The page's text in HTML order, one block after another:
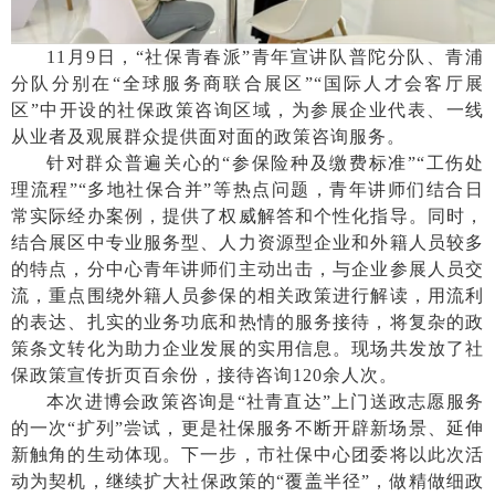
11月9日，“社保青春派”青年宣讲队普陀分队、青浦
分队分别在“全球服务商联合展区”“国际人才会客厅展
区”中开设的社保政策咨询区域，为参展企业代表、一线
从业者及观展群众提供面对面的政策咨询服务。
针对群众普遍关心的“参保险种及缴费标准”“工伤处
理流程”“多地社保合并”等热点问题，青年讲师们结合日
常实际经办案例，提供了权威解答和个性化指导。同时，
结合展区中专业服务型、人力资源型企业和外籍人员较多
的特点，分中心青年讲师们主动出击，与企业参展人员交
流，重点围绕外籍人员参保的相关政策进行解读，用流利
的表达、扎实的业务功底和热情的服务接待，将复杂的政
策条文转化为助力企业发展的实用信息。现场共发放了社
保政策宣传折⻚百余份，接待咨询120余人次。
本次进博会政策咨询是“社青直达”上门送政志愿服务
的一次“扩列”尝试，更是社保服务不断开辟新场景、延伸
新触角的生动体现。下一步，市社保中心团委将以此次活
动为契机，继续扩大社保政策的“覆盖半径”，做精做细政